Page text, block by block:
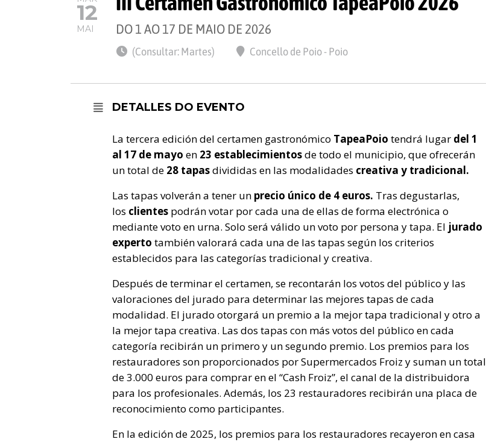
12
MAI DO 1 AO 17 DE MAIO DE 2026
(Consultar: Martes) Concello de Poio - Poio
DETALLES DO EVENTO
La tercera edición del certamen gastronómico TapeaPoio tendrá lugar del 1
al 17 de mayo en 23 establecimientosde todo el municipio, que ofrecerán
un total de 28 tapasdivididas en las modalidades creativa y tradicional.
Las tapas volverán a tener un precio único de 4 euros. Tras degustarlas,
los clientes podrán votar por cada una de ellas de forma electrónica o
mediante voto en urna. Solo será válido un voto por persona y tapa. El jurado
experto también valorará cada una de las tapas según los criterios
establecidos para las categorías tradicional y creativa.
Después de terminar el certamen, se recontarán los votos del público y las
valoraciones del jurado para determinar las mejores tapas de cada
modalidad. El jurado otorgará un premio a la mejor tapa tradicional y otro a
la mejor tapa creativa. Las dos tapas con más votos del público en cada
categoría recibirán un primero y un segundo premio. Los premios para los
restauradores son proporcionados por Supermercados Froiz y suman un total
de 3.000 euros para comprar en el “Cash Froiz”, el canal de la distribuidora
para los profesionales. Además, los 23 restauradores recibirán una placa de
reconocimiento como participantes.
En la edición de 2025, los premios para los restauradores recayeron en casa